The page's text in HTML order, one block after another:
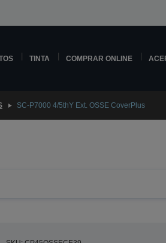
TINTA COMPRAR ONLINE
SC-P7000 4/5thY Ext. OSSE CoverPlus